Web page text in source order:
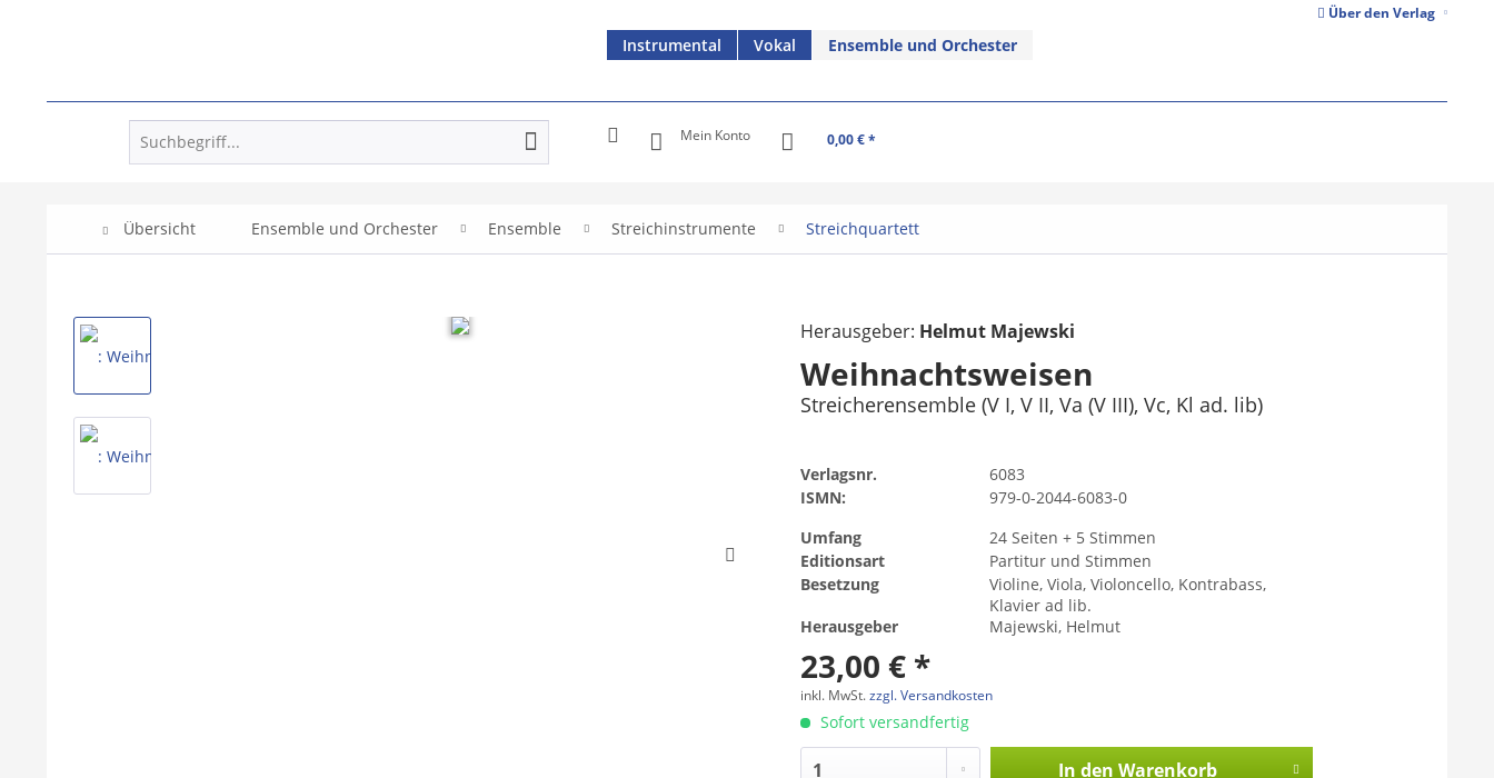
Über den Verlag
Instrumental Vokal Ensemble und Orchester
Mein Konto 0,00 € *
Übersicht Ensemble und Orchester Ensemble Streichinstrumente Streichquartett
Herausgeber: Helmut Majewski
Weihnachtsweisen
Streicherensemble (V I, V II, Va (V III), Vc, Kl ad. lib)
Verlagsnr.
6083
ISMN:
979-0-2044-6083-0
Umfang
24 Seiten + 5 Stimmen
Editionsart
Partitur und Stimmen
Besetzung
Violine, Viola, Violoncello, Kontrabass,
Klavier ad lib.
Herausgeber
Majewski, Helmut
23,00 € *
inkl. MwSt.zzgl. Versandkosten
Sofort versandfertig
In den Warenkorb